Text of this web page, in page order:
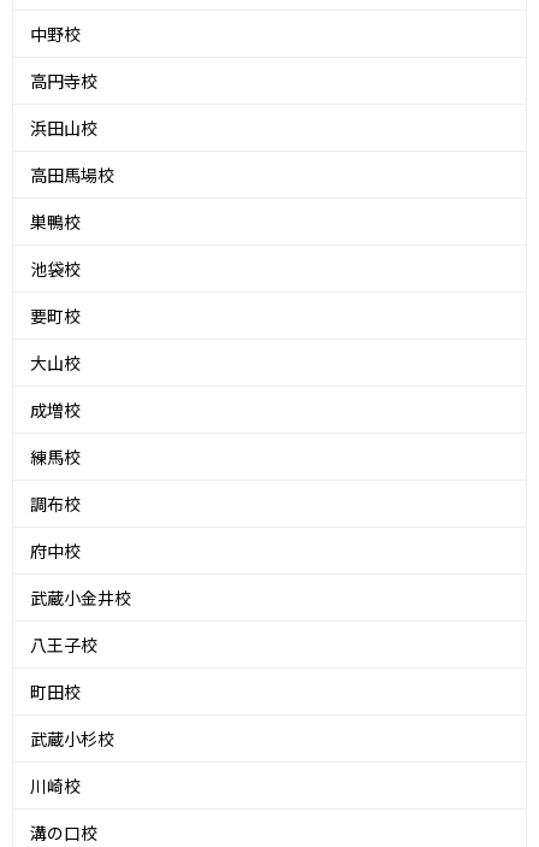
中野校
高円寺校
浜田山校
高田馬場校
巣鴨校
池袋校
要町校
大山校
成増校
練馬校
調布校
府中校
武蔵小金井校
八王子校
町田校
武蔵小杉校
川崎校
溝の口校